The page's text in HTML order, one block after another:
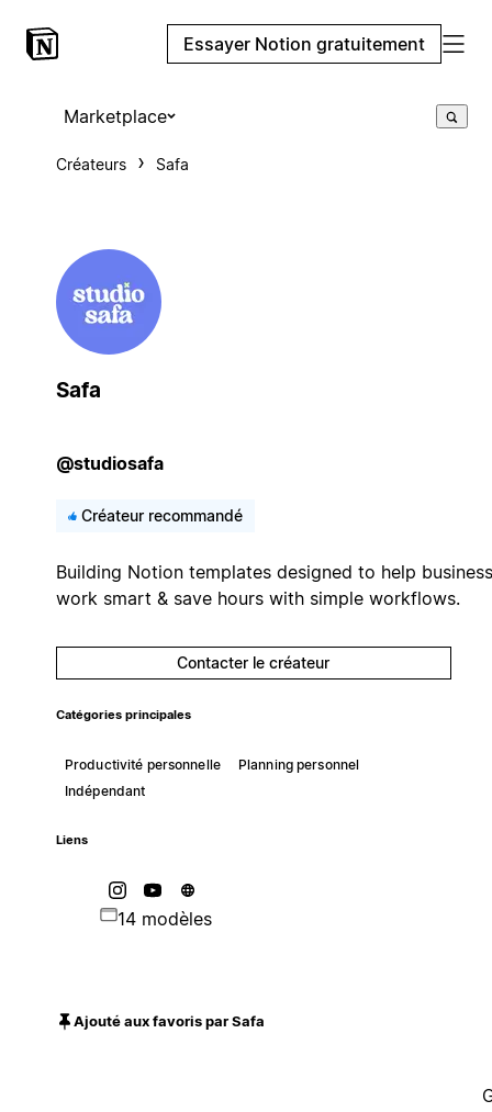
Essayer Notion gratuitement
Marketplace
Créateurs Safa
Safa
@studiosafa
Créateur recommandé
Building Notion templates designed to help
work smart & save hours with simple workflows.
Contacter le créateur
Catégories principales
Productivité personnelle
Planning personnel
Indépendant
Liens
14 modèles
Ajouté aux favoris par Safa